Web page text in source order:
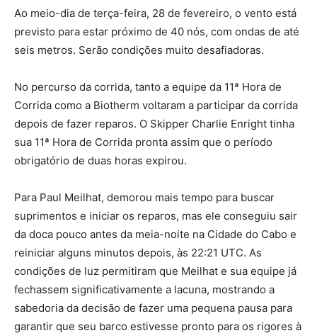
Ao meio-dia de terça-feira, 28 de fevereiro, o vento está
previsto para estar próximo de 40 nós, com ondas de até
seis metros. Serão condições muito desafiadoras.
No percurso da corrida, tanto a equipe da 11ª Hora de
Corrida como a Biotherm voltaram a participar da corrida
depois de fazer reparos. O Skipper Charlie Enright tinha
sua 11ª Hora de Corrida pronta assim que o período
obrigatório de duas horas expirou.
Para Paul Meilhat, demorou mais tempo para buscar
suprimentos e iniciar os reparos, mas ele conseguiu sair
da doca pouco antes da meia-noite na Cidade do Cabo e
reiniciar alguns minutos depois, às 22:21 UTC. As
condições de luz permitiram que Meilhat e sua equipe já
fechassem significativamente a lacuna, mostrando a
sabedoria da decisão de fazer uma pequena pausa para
garantir que seu barco estivesse pronto para os rigores à